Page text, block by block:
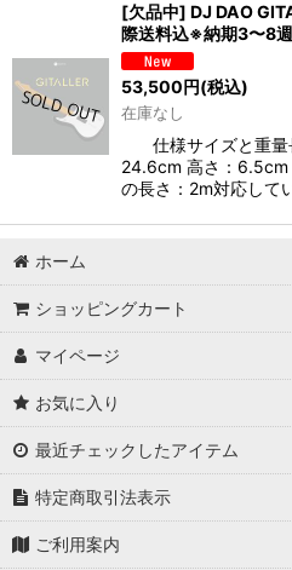
[欠品中] DJ DAO
際送料込※納期3〜8
53,500円(税込)
在庫なし
仕様サイズと重量
24.6cm 高さ：
の長さ：2m対応して
ホーム
ショッピングカート
マイページ
お気に入り
最近チェックしたアイテム
特定商取引法表示
ご利用案内